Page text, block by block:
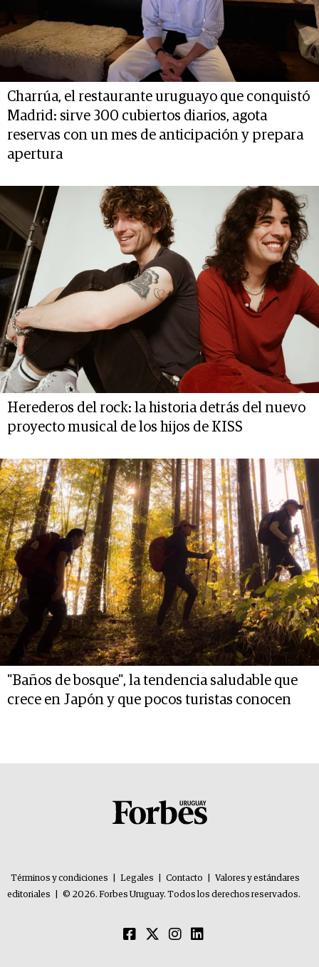
Charrúa, el restaurante uruguayo que conquistó
Madrid: sirve 300 cubiertos diarios, agota
reservas con un mes de anticipación y prepara
apertura
Herederos del rock: la historia detrás del nuevo
proyecto musical de los hijos de KISS
"Baños de bosque", la tendencia saludable que
crece en Japón y que pocos turistas conocen
Términos y condiciones Legales Contacto
Valores y estándares
editoriales
© 2026. Forbes Uruguay. Todos los derechos reservados.